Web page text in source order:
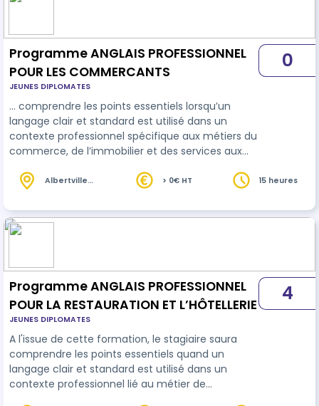
Programme ANGLAIS PROFESSIONNEL
POUR LES COMMERCANTS
JEUNES DIPLOMATES
… comprendre les points essentiels lorsqu’un
langage clair et standard est utilisé dans un
contexte professionnel spécifique aux métiers du
commerce, de l’immobilier et des services aux
simple enanglais
professionnel, même sans
la conjugaison anglaises. Organisation de la
formation : 15 heures de cours avec un
0
Albertville
> 0€ HT 15 heures
Programme ANGLAIS PROFESSIONNEL
POUR LA RESTAURATION ET L’HÔTELLERIE
JEUNES DIPLOMATES
A l'issue de cette formation, le stagiaire saura
comprendre les points essentiels quand un
langage clair et standard est utilisé dans un
contexte professionnel lié au métier de
4